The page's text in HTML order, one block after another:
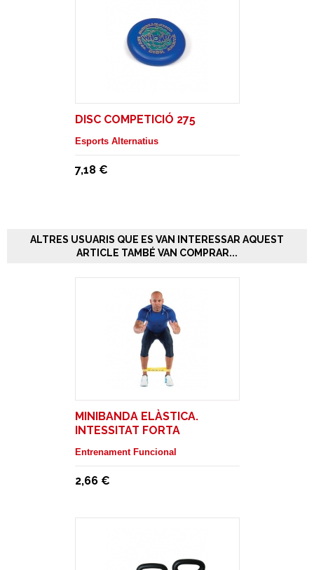
DISC COMPETICIÓ 275
Esports Alternatius
7,18 €
ALTRES USUARIS QUE ES VAN INTERESSAR AQUEST
ARTICLE TAMBÉ VAN COMPRAR...
MINIBANDA ELÀSTICA.
INTESSITAT FORTA
Entrenament Funcional
2,66 €